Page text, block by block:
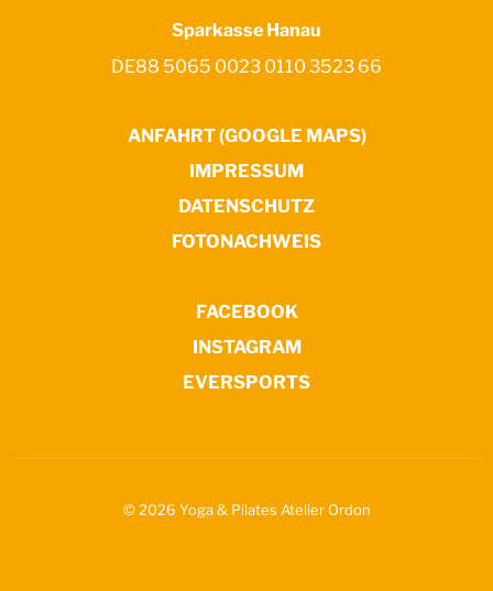
Sparkasse Hanau
DE88 5065 0023 0110 3523 66
ANFAHRT (GOOGLE MAPS)
IMPRESSUM
DATENSCHUTZ
FOTONACHWEIS
FACEBOOK
INSTAGRAM
EVERSPORTS
© 2026 Yoga & Pilates Atelier Ordon